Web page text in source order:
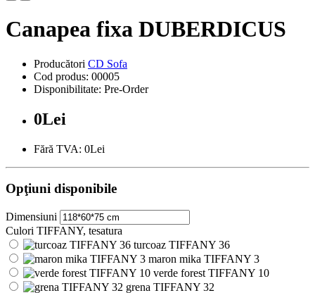
Canapea fixa DUBERDICUS
Producători CD Sofa
Cod produs: 00005
Disponibilitate: Pre-Order
0Lei
Fără TVA: 0Lei
Opţiuni disponibile
Dimensiuni
Culori TIFFANY, tesatura
turcoaz TIFFANY 36
maron mika TIFFANY 3
verde forest TIFFANY 10
grena TIFFANY 32